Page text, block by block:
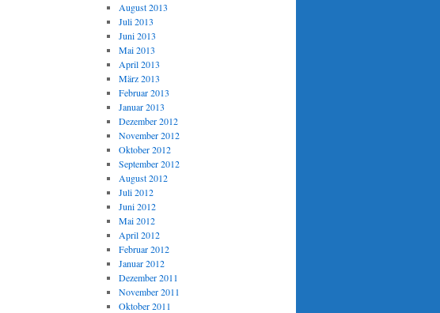
August 2013
Juli 2013
Juni 2013
Mai 2013
April 2013
März 2013
Februar 2013
Januar 2013
Dezember 2012
November 2012
Oktober 2012
September 2012
August 2012
Juli 2012
Juni 2012
Mai 2012
April 2012
Februar 2012
Januar 2012
Dezember 2011
November 2011
Oktober 2011